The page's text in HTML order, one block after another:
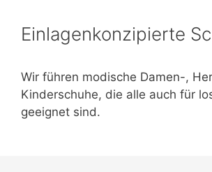
Einlagenkonzipierte
Wir führen modische Damen-,
Kinderschuhe, die alle auch für
geeignet sind.